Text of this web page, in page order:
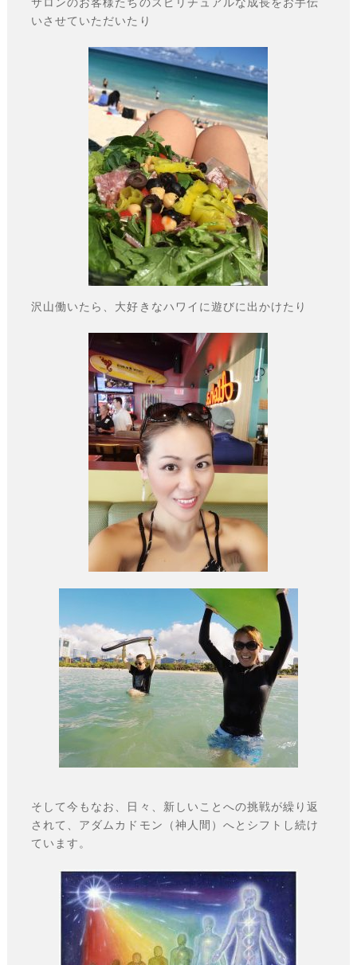
いさせていただいたり
沢山働いたら、大好きなハワイに遊びに出かけたり
そして今もなお、日々、新しいことへの挑戦が繰り返
されて、アダムカドモン（神人間）へとシフトし続け
ています。